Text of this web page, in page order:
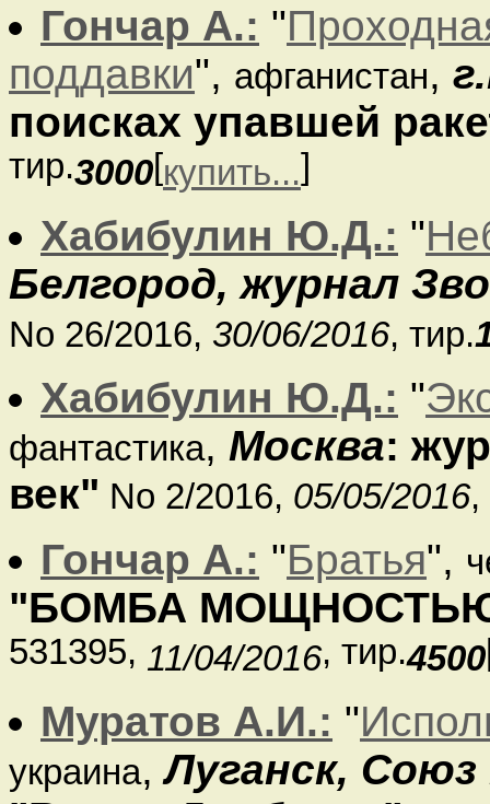
Гончар А.: "
поддавки", афганистан,
поисках упавшей
тир.3000[купить...]
Хабибулин Ю.Д.: "
Белгород, журнал
No 26/2016, 30/06/2016, тир.
Хабибулин Ю.Д.: "
фантастика, Москва:
век" No 2/2016, 05/05/2016,
Гончар А.: "Братья",
"БОМБА
531395, 11/04/2016, тир.4500
Муратов А.И.: "
украина,Луганск,